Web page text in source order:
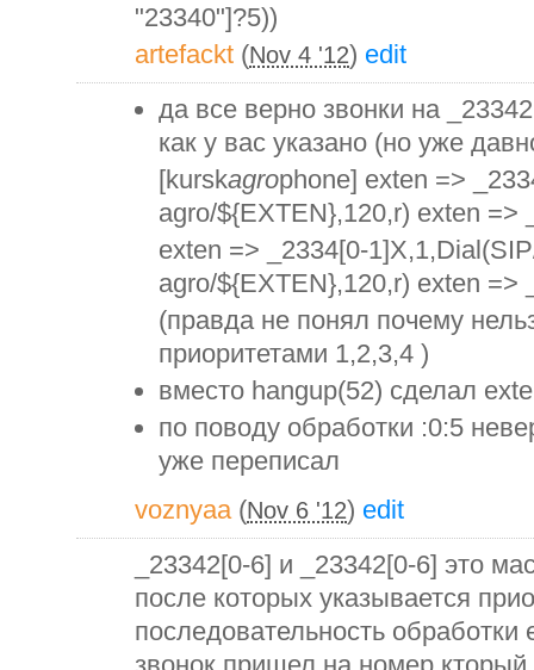
"23340"]?5))
artefackt (Nov 4 '12) edit
да все верно звонки на
как у вас указано (но уже
[kurskagrophone] exten =>
agro/${EXTEN},120,r) exten =>
exten => _2334[0-
agro/${EXTEN},120,r) exten =>
(правда не понял почему
приоритетами 1,2,3,4 )
вместо hangup(52) сделал
по поводу обработки :0:5
уже переписал
voznyaa (Nov 6 '12) edit
_23342[0-6] и _23342[0-6] это
после которых указывается
последовательность